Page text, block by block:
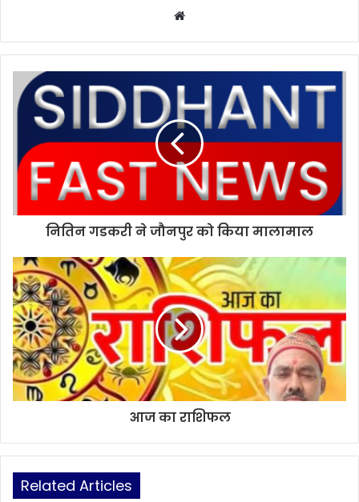
b
s
t
नितिन गडकरी ने जौनपुर को किया मालामाल
आज का राशिफल
Related Articles